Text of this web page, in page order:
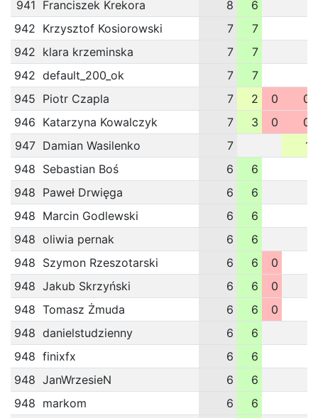
941 Franciszek Krekora 8
6
942 Krzysztof Kosiorowski 7
7
942 klara krzeminska 7
7
942 default_200_ok 7
7
945 Piotr Czapla 7 2 0
0
946 Katarzyna Kowalczyk 7 3 0
0
947 Damian Wasilenko 7
1
948 Sebastian Boś 6
6
948 Paweł Drwięga 6
6
948 Marcin Godlewski 6
6
948 oliwia pernak 6
6
948 Szymon Rzeszotarski 6 6
0
948 Jakub Skrzyński 6 6
0
948 Tomasz Żmuda 6 6
0
948 danielstudzienny 6
6
948 finixfx 6
6
948 JanWrzesieN 6
6
948 markom 6
6